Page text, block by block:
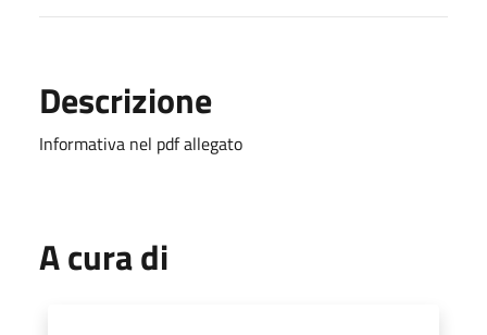
Descrizione
Informativa nel pdf allegato
A cura di